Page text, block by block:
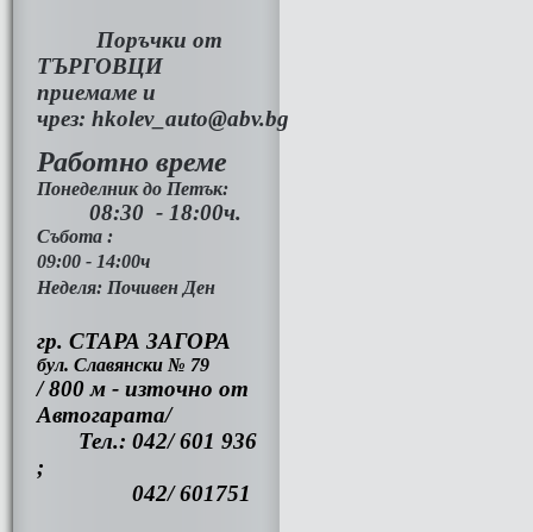
Поръчки от
ТЪРГОВЦИ
приемаме и
чрез: hkolev_auto@abv.bg
Работно време
Понеделник до Петък:
08:30 - 18:00ч.
Събота :
09:00 - 14:00ч
Неделя: Почивен Ден
гр. СТАРА ЗАГОРА
бул. Славянски № 79
/ 800 м - източно от
Автогарата/
Тел.: 042/ 601 936
;
042/ 601751